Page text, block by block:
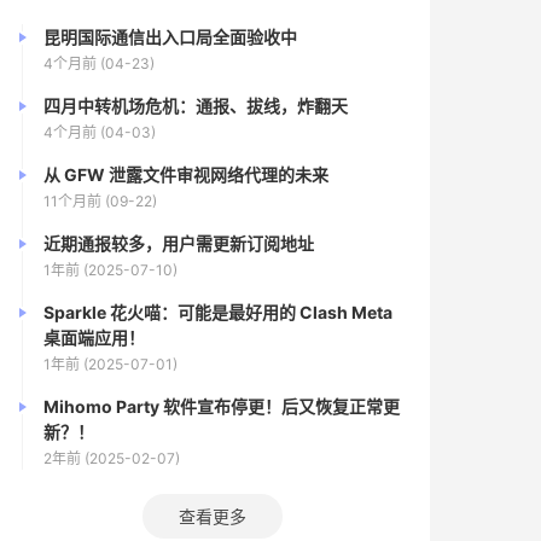
昆明国际通信出入口局全面验收中
4个月前 (04-23)
四月中转机场危机：通报、拔线，炸翻天
4个月前 (04-03)
从 GFW 泄露文件审视网络代理的未来
11个月前 (09-22)
近期通报较多，用户需更新订阅地址
1年前 (2025-07-10)
Sparkle 花火喵：可能是最好用的 Clash Meta
桌面端应用！
1年前 (2025-07-01)
Mihomo Party 软件宣布停更！后又恢复正常更
新？！
2年前 (2025-02-07)
查看更多